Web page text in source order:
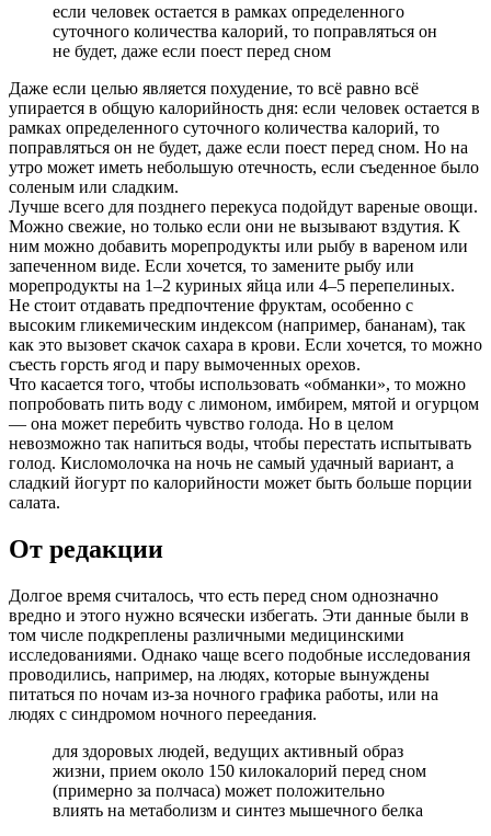
если человек остается в рамках определенного
суточного количества калорий, то поправляться он
не будет, даже если поест перед сном
Даже если целью является похудение, то всё равно всё
упирается в общую калорийность дня: если человек остается в
рамках определенного суточного количества калорий, то
поправляться он не будет, даже если поест перед сном. Но на
утро может иметь небольшую отечность, если съеденное было
соленым или сладким.
Лучше всего для позднего перекуса подойдут вареные овощи.
Можно свежие, но только если они не вызывают вздутия. К
ним можно добавить морепродукты или рыбу в вареном или
запеченном виде. Если хочется, то замените рыбу или
морепродукты на 1–2 куриных яйца или 4–5 перепелиных.
Не стоит отдавать предпочтение фруктам, особенно с
высоким гликемическим индексом (например, бананам), так
как это вызовет скачок сахара в крови. Если хочется, то можно
съесть горсть ягод и пару вымоченных орехов.
Что касается того, чтобы использовать «обманки», то можно
попробовать пить воду с лимоном, имбирем, мятой и огурцом
— она может перебить чувство голода. Но в целом
невозможно так напиться воды, чтобы перестать испытывать
голод. Кисломолочка на ночь не самый удачный вариант, а
сладкий йогурт по калорийности может быть больше порции
салата.
От редакции
Долгое время считалось, что есть перед сном однозначно
вредно и этого нужно всячески избегать. Эти данные были в
том числе подкреплены различными медицинскими
исследованиями. Однако чаще всего подобные исследования
проводились, например, на людях, которые вынуждены
питаться по ночам из-за ночного графика работы, или на
людях с синдромом ночного переедания.
для здоровых людей, ведущих активный образ
жизни, прием около 150 килокалорий перед сном
(примерно за полчаса) может положительно
влиять на метаболизм и синтез мышечного белка